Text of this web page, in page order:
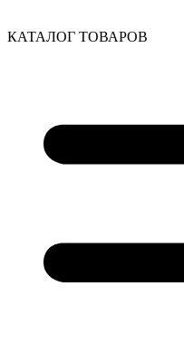
КАТАЛОГ ТОВАРОВ